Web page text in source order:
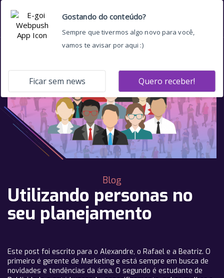
Blog
Utilizando personas no
seu planejamento
Este post foi escrito para o Alexandre, o Rafael e a Beatriz. O
primeiro é gerente de Marketing e está sempre em busca de
novidades e tendências da área. O segundo é estudante de